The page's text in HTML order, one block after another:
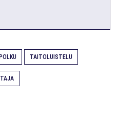
TAITOLUISTELU